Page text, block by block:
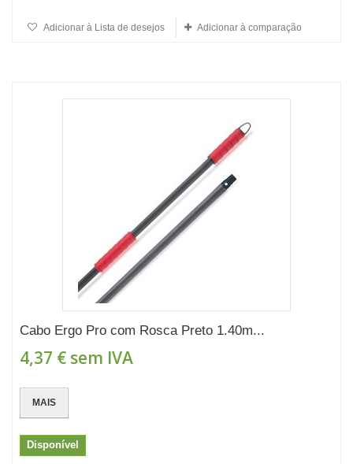
Adicionar à Lista de desejos Adicionar à comparação
Cabo Ergo Pro com Rosca Preto 1.40m...
4,37 € sem IVA
MAIS
Disponível